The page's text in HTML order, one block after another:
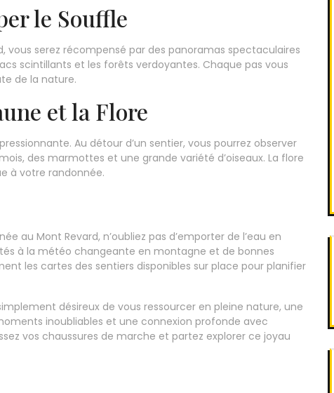
le Souffle
vous serez récompensé par des panoramas spectaculaires
scintillants et les forêts verdoyantes. Chaque pas vous
de la nature.
et la Flore
Au détour d’un sentier, vous pourrez observer
des marmottes et une grande variété d’oiseaux. La flore
à votre randonnée.
au Mont Revard, n’oubliez pas d’emporter de l’eau en
à la météo changeante en montagne et de bonnes
les cartes des sentiers disponibles sur place pour planifier
désireux de vous ressourcer en pleine nature, une
inoubliables et une connexion profonde avec
vos chaussures de marche et partez explorer ce joyau